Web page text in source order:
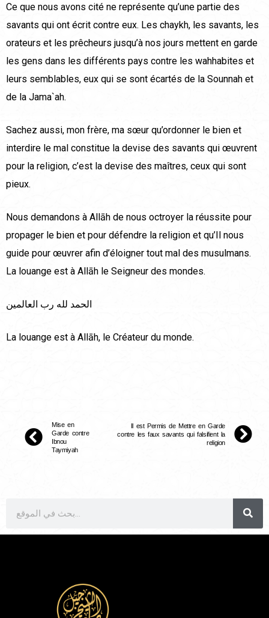
Ce que nous avons cité ne représente qu’une partie des
savants qui ont écrit contre eux. Les chaykh, les savants, les
orateurs et les prêcheurs jusqu’à nos jours mettent en garde
les gens dans les différents pays contre les wahhabites et
leurs semblables, eux qui se sont écartés de la Sounnah et
de la Jama`ah.
Sachez aussi, mon frère, ma sœur qu’ordonner le bien et
interdire le mal constitue la devise des savants qui œuvrent
pour la religion, c’est la devise des maîtres, ceux qui sont
pieux.
Nous demandons à Allāh de nous octroyer la réussite pour
propager le bien et pour défendre la religion et qu’Il nous
guide pour œuvrer afin d’éloigner tout mal des musulmans.
La louange est à Allāh le Seigneur des mondes.
الحمد لله رب العالمين
La louange est à Allāh, le Créateur du monde.
Mise en
Garde contre
Ibnou
Taymiyah
Il est Permis de Mettre en Garde
contre les faux savants qui falsifient la
religion